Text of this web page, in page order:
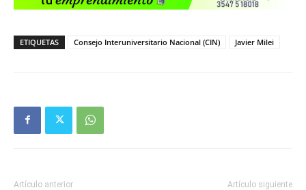
ETIQUETAS Consejo Interuniversitario Nacional (CIN) Javier Milei
Artículo anterior Artículo siguiente